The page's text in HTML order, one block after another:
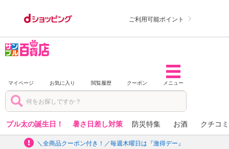
ご利用可能ポイント
マイページ お気に入り 閲覧履歴 クーポン メニュー
プル太の誕生日！ 暑さ日差し対策 防災特集 お酒 クチコ
＼全商品クーポン付き！／毎週木曜日は『激得デー』